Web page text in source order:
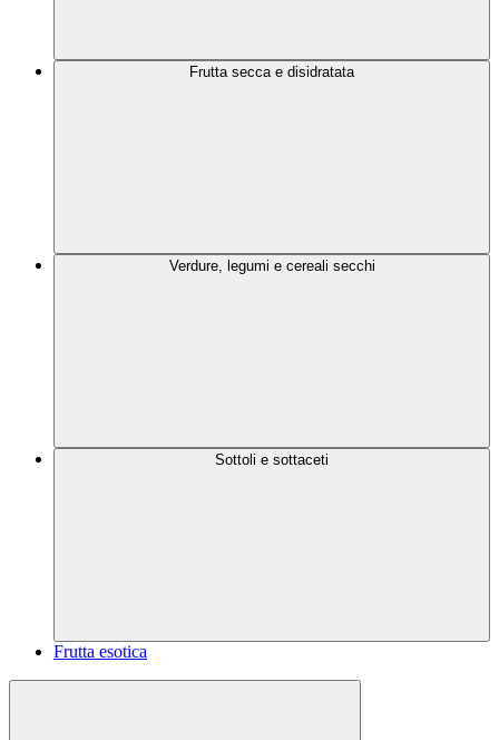
Frutta secca e disidratata
Verdure, legumi e cereali secchi
Sottoli e sottaceti
Frutta esotica